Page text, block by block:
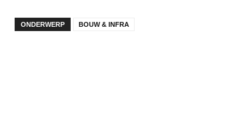
ONDERWERP BOUW & INFRA